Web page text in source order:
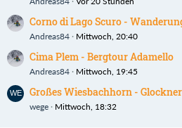
Corno di Lago Scuro -
Andreas84 Mittwoch, 20:40
Cima Plem - Bergtour Adamello
Andreas84 Mittwoch, 19:45
Großes Wiesbachhorn -
wege Mittwoch, 18:32